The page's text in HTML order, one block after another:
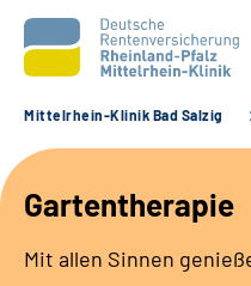
Unsere Klinik
Unsere Angebote
Mittelrhein-Klinik Bad Salzig
Gartentherapie
Mit allen Sinnen